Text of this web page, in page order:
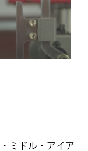
ミドル・アイア